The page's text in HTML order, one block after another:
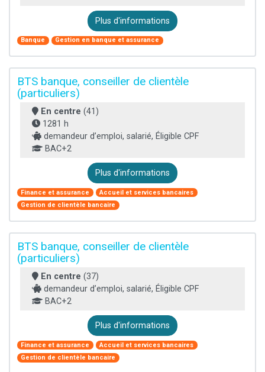
Plus d'informations
Banque Gestion en banque et assurance
BTS banque, conseiller de clientèle
(particuliers)
En centre (41)
1281 h
demandeur d’emploi, salarié, Éligible CPF
BAC+2
Plus d'informations
Finance et assurance
Accueil et services bancaires
Gestion de clientèle bancaire
BTS banque, conseiller de clientèle
(particuliers)
En centre (37)
demandeur d’emploi, salarié, Éligible CPF
BAC+2
Plus d'informations
Finance et assurance
Accueil et services bancaires
Gestion de clientèle bancaire